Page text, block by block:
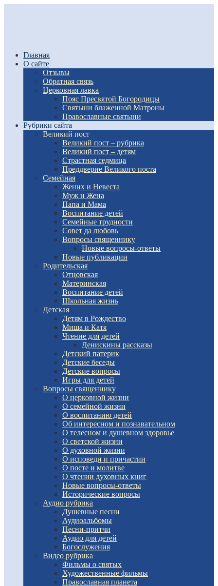
Главная
О сайте
Отзывы
Обратная связь
Церковная лавка
Пояс Пресвятой Богородицы
Святыни блаженной Матроны
Православные святыни
Рубрики сайта
Великий пост
Великий пост – рубрика
Великий пост – детям
Страстная седмица
Преддверие Великого поста
Семейная
Жених и Невеста
Муж и Жена
Папа и Мама
Воспитание детей
Семейные трудности
Совет да любовь
Вопросы священнику
Новые вопросы-ответы
Новые публикации
Родительская
Отцовская
Материнская
Воспитание детей
Школьная жизнь
Детская
Детям в Рождество
Миша и Катя
Чтение для детей
Денискины рассказы
Детский патерик
Детские беседы
Детские вопросы
Игры для детей
Вопросы священнику
О церковной жизни
О семейной жизни
О воспитанию детей
Об интересном и познавательном
О телесном и душевном здоровье
О светской жизни
О духовной жизни
О исповеди и причастии
О посте и молитве
О чтении духовных книг
Новые вопросы-ответы
Исторические вопросы
Аудио рубрика
Душевные песни
Аудиоальбомы
Песни-притчи
Аудио для детей
Богослужения
Видео рубрика
Фильмы о святых
Художественные фильмы
Православная планета